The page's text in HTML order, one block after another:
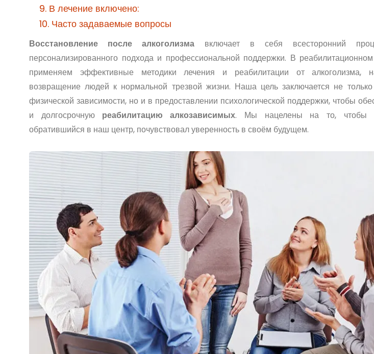
9. В лечение включено:
10. Часто задаваемые вопросы
Восстановление после алкоголизма включает в себя всесторонний
персонализированного подхода и профессиональной поддержки. В
применяем эффективные методики лечения и реабилитации от алкоголизма,
возвращение людей к нормальной трезвой жизни. Наша цель заключается не
физической зависимости, но и в предоставлении психологической поддержки, чтобы
и долгосрочную реабилитацию алкозависимых. Мы нацелены на то, чтобы
обратившийся в наш центр, почувствовал уверенность в своём будущем.